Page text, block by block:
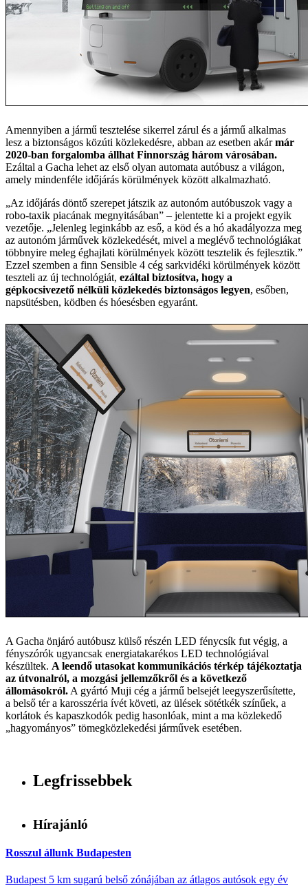
Amennyiben a jármű tesztelése sikerrel zárul és a jármű alkalmas
lesz a biztonságos közúti közlekedésre, abban az esetben akármár
2020-ban forgalomba állhat Finnország három városában.
Ezáltal a Gacha lehet az első olyan automata autóbusz a világon,
amely mindenféle időjárás körülmények között alkalmazható.
„Az időjárás döntő szerepet játszik az autonóm autóbuszok vagy a
robo-taxik piacának megnyitásában” – jelentette ki a projekt egyik
vezetője. „Jelenleg leginkább az eső, a köd és a hó akadályozza meg
az autonóm járművek közlekedését, mivel a meglévő technológiákat
többnyire meleg éghajlati körülmények között tesztelik és fejlesztik.”
Ezzel szemben a finn Sensible 4 cég sarkvidéki körülmények között
teszteli az új technológiát, ezáltal biztosítva, hogy a
gépkocsivezető nélküli közlekedés biztonságos legyen, esőben,
napsütésben, ködben és hóesésben egyaránt.
A Gacha önjáró autóbusz külső részén LED fénycsík fut végig, a
fényszórók ugyancsak energiatakarékos LED technológiával
készültek. A leendő utasokat kommunikációs térkép tájékoztatja
az útvonalról, a mozgási jellemzőkről és a következő
állomásokról. A gyártó Muji cég a jármű belsejét leegyszerűsítette,
a belső tér a karosszéria ívét követi, az ülések sötétkék színűek, a
korlátok és kapaszkodók pedig hasonlóak, mint a ma közlekedő
„hagyományos” tömegközlekedési járművek esetében.
Legfrissebbek
Hírajánló
Rosszul állunk Budapesten
Budapest 5 km sugarú belső zónájában az átlagos autósok egy év